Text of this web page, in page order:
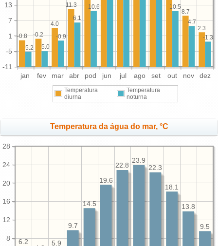
jan fev mar abr pod jun jul ago set out nov dez
-11
-5
1
7
13
2.3
8.7
11.3
4.0
-0.2
-0.8 -1.3
4.7
10.5
10.6
6.1
-0.9
-5.0
-5.2
Temperatura
diurna
Temperatura
noturna
Temperatura da água do mar, °C
8
12
16
20
24
28
9.5
13.8
18.1
22.3
23.9
22.8
19.6
14.5
9.7
5.9
6.2